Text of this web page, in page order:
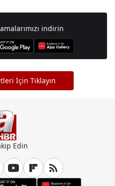
indirin
İçin Tıklayın
Edin